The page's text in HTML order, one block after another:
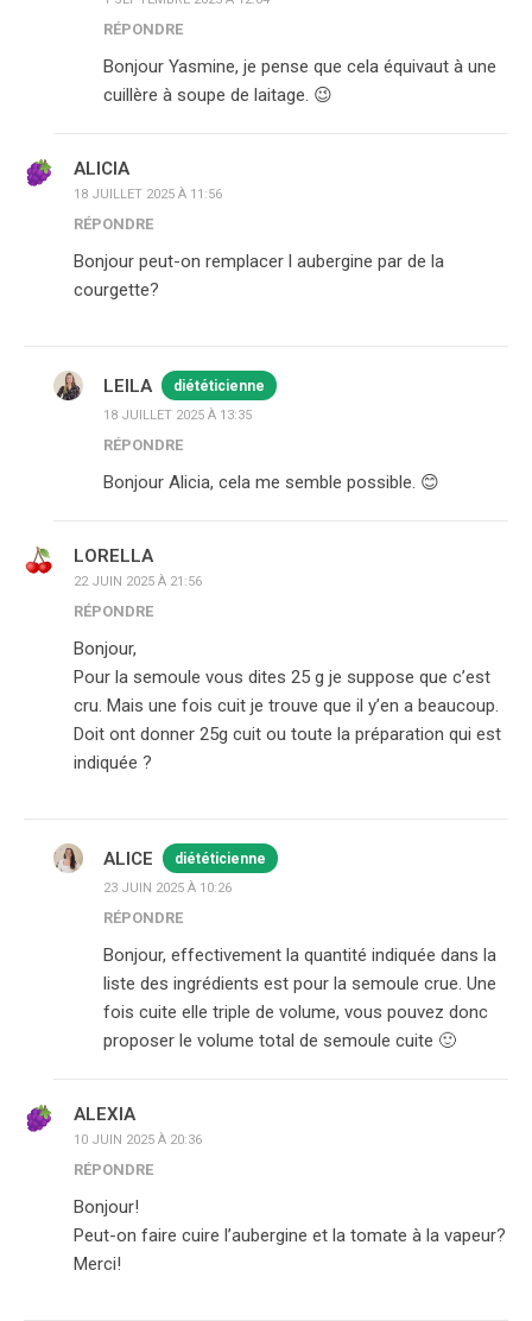
RÉPONDRE
Bonjour Yasmine, je pense que cela équivaut à une
cuillère à soupe de laitage. 😉
ALICIA
18 JUILLET 2025 À 11:56
RÉPONDRE
Bonjour peut-on remplacer l aubergine par de la
courgette?
LEILA diététicienne
18 JUILLET 2025 À 13:35
RÉPONDRE
Bonjour Alicia, cela me semble possible. 😊
LORELLA
22 JUIN 2025 À 21:56
RÉPONDRE
Bonjour,
Pour la semoule vous dites 25 g je suppose que c’est
cru. Mais une fois cuit je trouve que il y’en a beaucoup.
Doit ont donner 25g cuit ou toute la préparation qui est
indiquée ?
ALICE diététicienne
23 JUIN 2025 À 10:26
RÉPONDRE
Bonjour, effectivement la quantité indiquée dans la
liste des ingrédients est pour la semoule crue. Une
fois cuite elle triple de volume, vous pouvez donc
proposer le volume total de semoule cuite 🙂
ALEXIA
10 JUIN 2025 À 20:36
RÉPONDRE
Bonjour!
Peut-on faire cuire l’aubergine et la tomate à la vapeur?
Merci!